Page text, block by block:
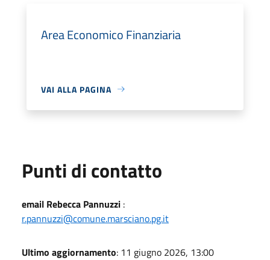
Area Economico Finanziaria
VAI ALLA PAGINA
Punti di contatto
email Rebecca Pannuzzi :
r.pannuzzi@comune.marsciano.pg.it
Ultimo aggiornamento: 11 giugno 2026, 13:00